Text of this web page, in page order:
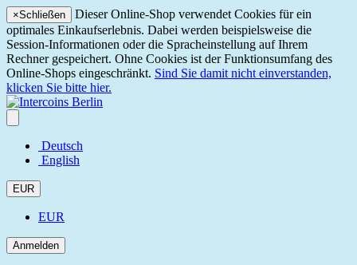
×Schließen
Dieser Online-Shop verwendet Cookies für ein
optimales Einkaufserlebnis. Dabei werden beispielsweise die
Session-Informationen oder die Spracheinstellung auf Ihrem
Rechner gespeichert. Ohne Cookies ist der Funktionsumfang des
Online-Shops eingeschränkt. Sind Sie damit nicht einverstanden,
klicken Sie bitte hier.
Deutsch
English
EUR
EUR
Anmelden